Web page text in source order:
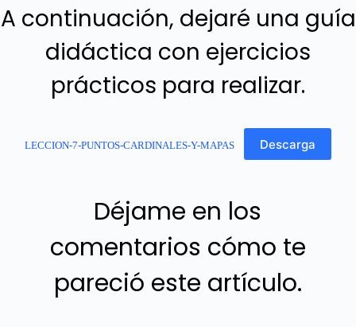
A continuación, dejaré una guía
didáctica con ejercicios
prácticos para realizar.
LECCION-7-PUNTOS-CARDINALES-Y-MAPAS Descarga
Déjame en los
comentarios cómo te
pareció este artículo.